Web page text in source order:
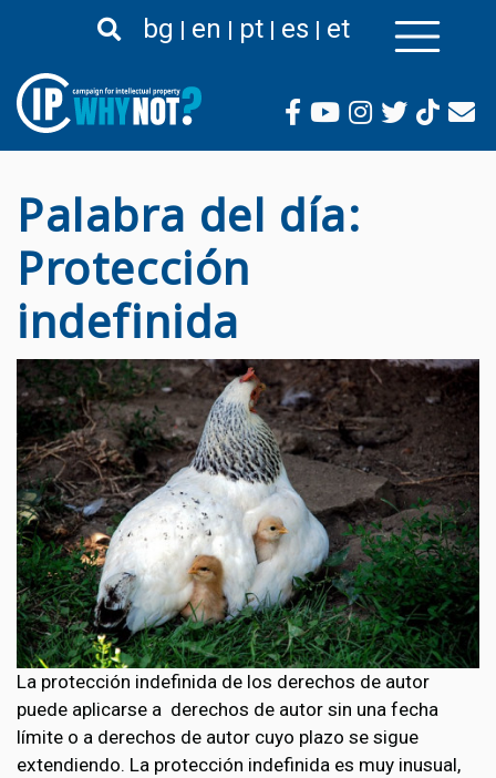
al
principal
bg en pt es et
Palabra del día:
Protección
indefinida
La protección indefinida de los derechos de autor
puede aplicarse a derechos de autor sin una fecha
límite o a derechos de autor cuyo plazo se sigue
extendiendo. La protección indefinida es muy inusual,